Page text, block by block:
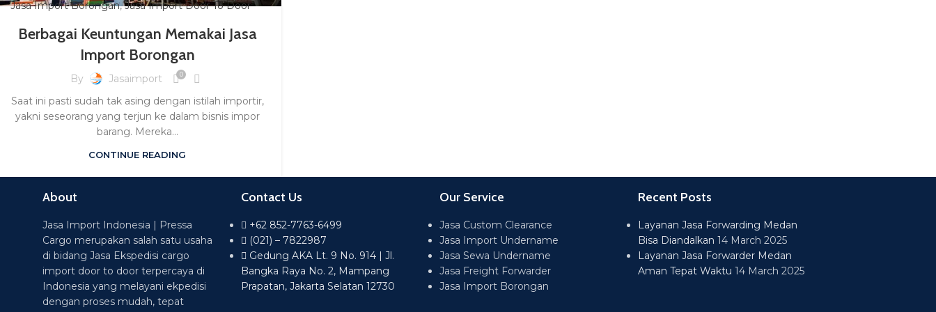
Jasa Import Borongan,Jasa Import Door To Door
Berbagai Keuntungan Memakai Jasa
Import Borongan
By Jasaimport 0
Saat ini pasti sudah tak asing dengan istilah importir,
yakni seseorang yang terjun ke dalam bisnis impor
barang. Mereka...
CONTINUE READING
About
Jasa Import Indonesia | Pressa
Cargo merupakan salah satu usaha
di bidang Jasa Ekspedisi cargo
import door to door terpercaya di
Indonesia yang melayani ekpedisi
dengan proses mudah, tepat
Contact Us
+62 852-7763-6499
(021) – 7822987
Gedung AKA Lt. 9 No. 914 | Jl.
Bangka Raya No. 2, Mampang
Prapatan, Jakarta Selatan 12730
Our Service
Jasa Custom Clearance
Jasa Import Undername
Jasa Sewa Undername
Jasa Freight Forwarder
Jasa Import Borongan
Recent Posts
Layanan Jasa Forwarding Medan
Bisa Diandalkan 14 March 2025
Layanan Jasa Forwarder Medan
Aman Tepat Waktu 14 March 2025